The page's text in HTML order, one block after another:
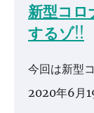
新型コ
するゾ!!
今回は新型
2020年6月